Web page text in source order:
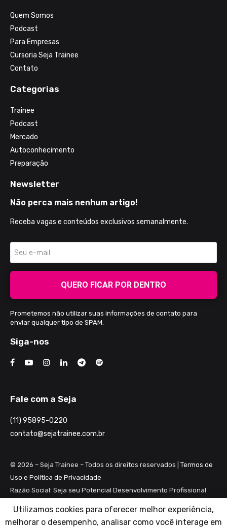
Quem Somos
Podcast
Para Empresas
Cursoria Seja Trainee
Contato
Categorias
Trainee
Podcast
Mercado
Autoconhecimento
Preparação
Newsletter
Não perca mais nenhum artigo!
Receba vagas e conteúdos exclusivos semanalmente.
QUERO FICAR POR DENTRO
Prometemos não utilizar suas informações de contato para
enviar qualquer tipo de SPAM.
Siga-nos
Fale com a Seja
(11) 95895-0220
contato@sejatrainee.com.br
© 2026 – Seja Trainee – Todos os direitos reservados | Termos de
Uso e Política de Privacidade
Razão Social: Seja seu Potencial Desenvolvimento Profissional
CNPJ: 28.461.983/0001-82
Utilizamos cookies para oferecer melhor experiência,
melhorar o desempenho, analisar como você interage em